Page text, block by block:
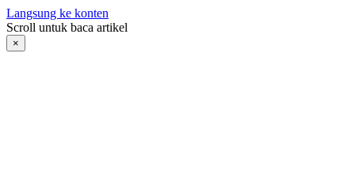
Langsung ke konten
Scroll untuk baca artikel
×